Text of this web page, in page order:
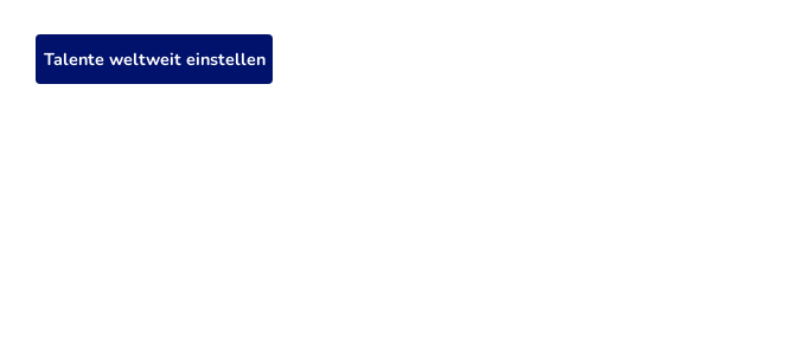
Talente weltweit einstellen